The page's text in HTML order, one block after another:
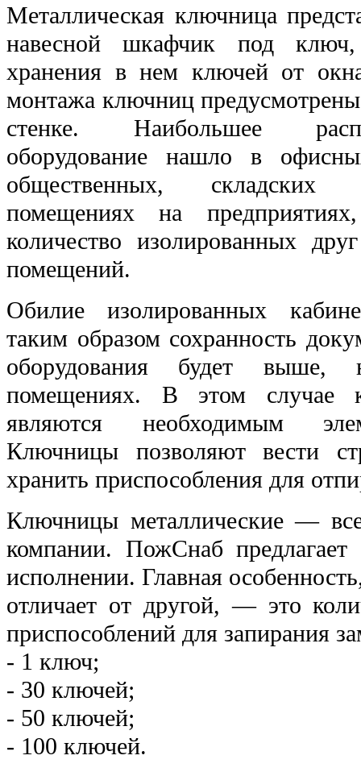
Металлическая ключница
навесной шкафчик под ключ,
хранения в нем ключей от
монтажа ключниц предусмотрены
стенке. Наибольшее
оборудование нашло в
общественных, складских
помещениях на
количество изолированных
помещений.
Обилие изолированных
таким образом сохранность
оборудования будет выше,
помещениях. В этом случае
являются необходимым
Ключницы позволяют вести
хранить приспособления для
Ключницы металлические —
компании. ПожСнаб
исполнении. Главная
отличает от другой, — это
приспособлений для запирания
- 1 ключ;
- 30 ключей;
- 50 ключей;
- 100 ключей.